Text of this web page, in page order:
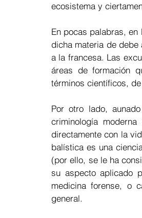
ecosistema y
En pocas palabras,
dicha materia de
a la francesa. Las
áreas de formación
términos científicos,
Por otro lado,
criminología
directamente con la
balística es una
(por ello, se le ha
su aspecto aplicado
medicina forense, o
general.